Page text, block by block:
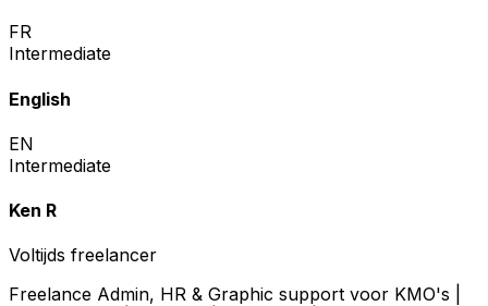
FR
Intermediate
English
EN
Intermediate
Ken R
Voltijds freelancer
Freelance Admin, HR & Graphic support voor KMO's |